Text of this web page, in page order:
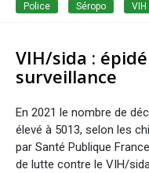
Police Séropo VIH
VIH/sida :
surveillance
En 2021 le nombre de
élevé à 5013, selon les
par Santé Publique
de lutte contre le VIH/